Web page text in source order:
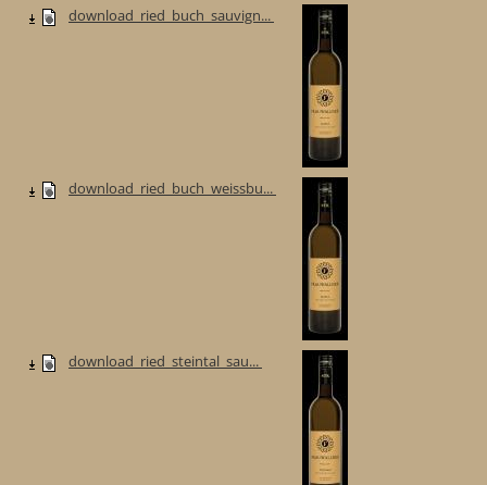
download_ried_buch_sauvign...
download_ried_buch_weissbu...
download_ried_steintal_sau...